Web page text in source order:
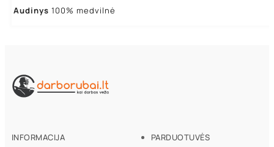
Audinys 100% medvilnė
INFORMACIJA
PARDUOTUVĖS